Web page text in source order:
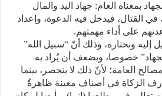
بمعناه العام: جهاد اليد والمال
القتال، فيدخل فيه الدعوة، وإعداد
على أداء مهمتهم.
إليه ونختاره، وذلك أنّ “سبيل الله”
خصوصا، ويضعف أن يُراد به
العامة؛ لأنّ ذلك لا ينحصر، بينما
الزكاة في أصناف معينة ظاهرةٌ